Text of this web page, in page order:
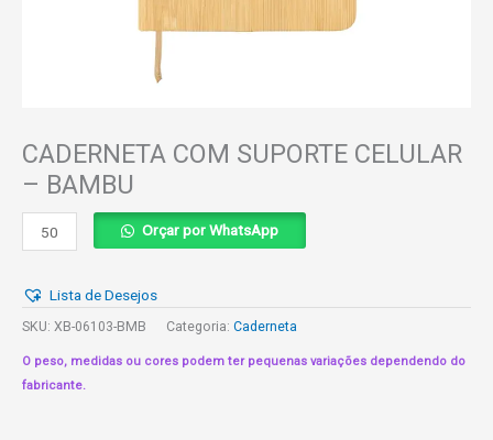
CADERNETA COM SUPORTE CELULAR
– BAMBU
CADERNETA
COM
CELULAR
-
quantidade
Orçar por WhatsApp
Lista de Desejos
SKU: XB-06103-BMB Categoria: Caderneta
O peso, medidas ou cores podem ter pequenas variações dependendo do
fabricante.